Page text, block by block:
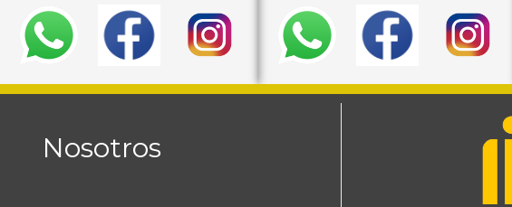
Nosotros